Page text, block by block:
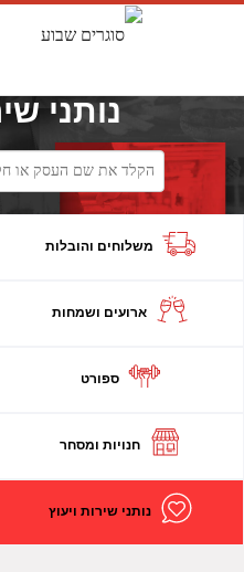
נותני
משלוחים והובלות
ארועים ושמחות
ספורט
חנויות ומסחר
נותני שירות ויעוץ